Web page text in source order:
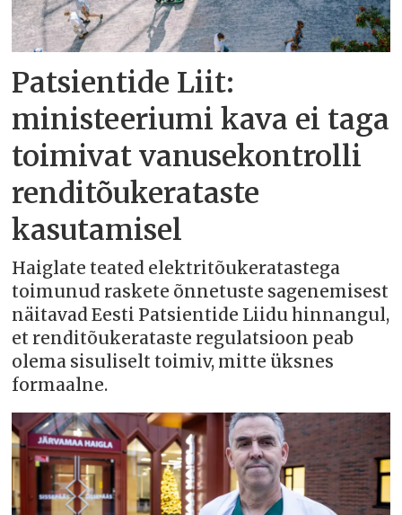
Patsientide Liit:
ministeeriumi kava ei taga
toimivat vanusekontrolli
renditõukerataste
kasutamisel
Haiglate teated elektritõukeratastega
toimunud raskete õnnetuste sagenemisest
näitavad Eesti Patsientide Liidu hinnangul,
et renditõukerataste regulatsioon peab
olema sisuliselt toimiv, mitte üksnes
formaalne.